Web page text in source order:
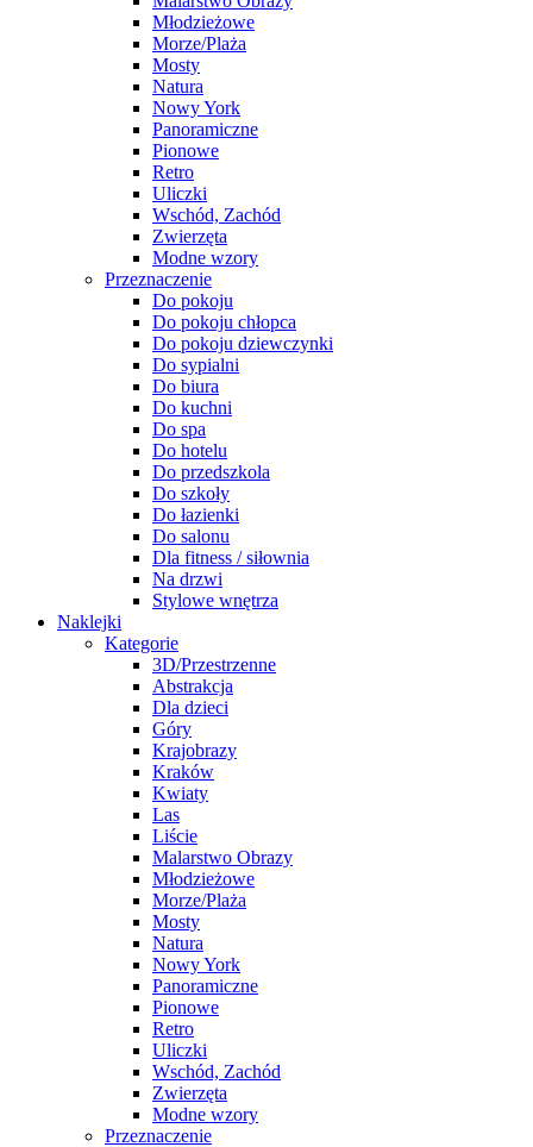
Młodzieżowe
Morze/Plaża
Mosty
Natura
Nowy York
Panoramiczne
Pionowe
Retro
Uliczki
Wschód, Zachód
Zwierzęta
Modne wzory
Przeznaczenie
Do pokoju
Do pokoju chłopca
Do pokoju dziewczynki
Do sypialni
Do biura
Do kuchni
Do spa
Do hotelu
Do przedszkola
Do szkoły
Do łazienki
Do salonu
Dla fitness / siłownia
Na drzwi
Stylowe wnętrza
Naklejki
Kategorie
3D/Przestrzenne
Abstrakcja
Dla dzieci
Góry
Krajobrazy
Kraków
Kwiaty
Las
Liście
Malarstwo Obrazy
Młodzieżowe
Morze/Plaża
Mosty
Natura
Nowy York
Panoramiczne
Pionowe
Retro
Uliczki
Wschód, Zachód
Zwierzęta
Modne wzory
Przeznaczenie